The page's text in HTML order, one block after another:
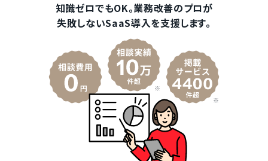
知識ゼロでもOK。業務改善のプロが
失敗しないSaaS導入を支援します。